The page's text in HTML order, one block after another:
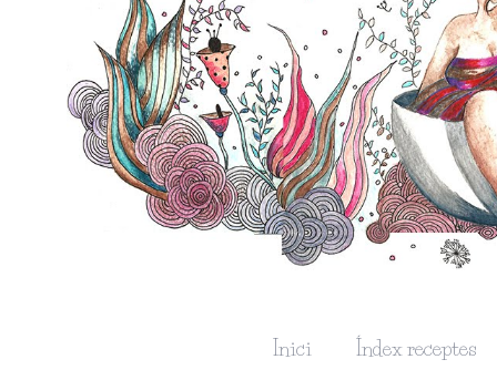
Inici Índex receptes